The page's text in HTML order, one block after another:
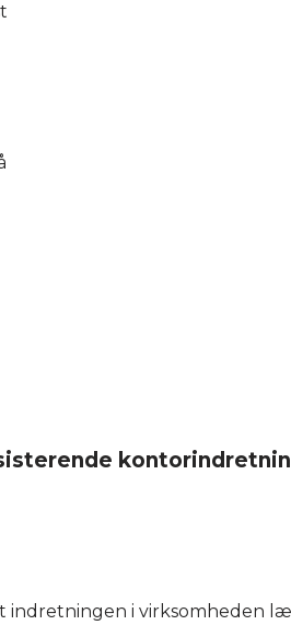
indretningen i virksomheden